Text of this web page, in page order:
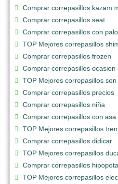
Comprar correpasillos kazam
Comprar correpasillos seat
Comprar correpasillos con palo
TOP Mejores correpasillos
Comprar correpasillos frozen
Comprar correpasillos ocasion
TOP Mejores correpasillos
Comprar correpasillos precios
Comprar correpasillos niña
Comprar correpasillos con asa
TOP Mejores correpasillos
Comprar correpasillos didicar
TOP Mejores correpasillos
Comprar correpasillos
TOP Mejores correpasillos